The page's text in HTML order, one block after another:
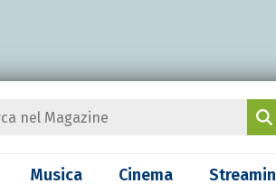
Musica Cinema